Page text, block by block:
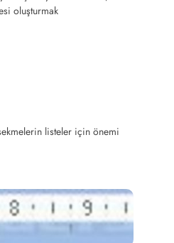
oluşturmak
listeler için önemi